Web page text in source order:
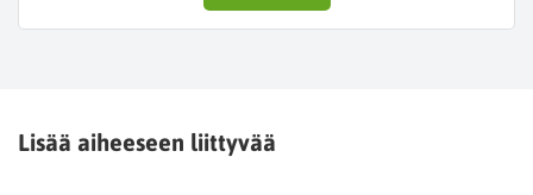
Lisää aiheeseen liittyvää